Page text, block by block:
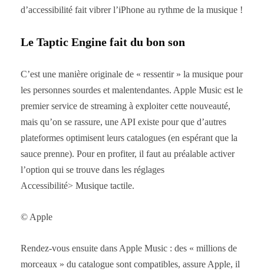
d’accessibilité fait vibrer l’iPhone au rythme de la musique !
Le Taptic Engine fait du bon son
C’est une manière originale de « ressentir » la musique pour
les personnes sourdes et malentendantes. Apple Music est le
premier service de streaming à exploiter cette nouveauté,
mais qu’on se rassure, une API existe pour que d’autres
plateformes optimisent leurs catalogues (en espérant que la
sauce prenne). Pour en profiter, il faut au préalable activer
l’option qui se trouve dans les réglages
Accessibilité> Musique tactile.
© Apple
Rendez-vous ensuite dans Apple Music : des « millions de
morceaux » du catalogue sont compatibles, assure Apple, il